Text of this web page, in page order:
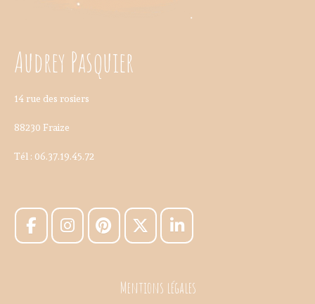
Audrey Pasquier
14 rue des rosiers
88230 Fraize
Tél : 06.37.19.45.72
Mentions légales